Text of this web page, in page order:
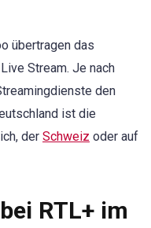
übertragen das
Stream. Je nach
den
ist die
der Schweiz oder auf
RTL+ im